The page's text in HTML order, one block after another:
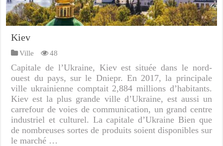
Kiev
Ville 48
Capitale de l’Ukraine, Kiev est située dans le nord-
ouest du pays, sur le Dniepr. En 2017, la principale
ville ukrainienne comptait 2,884 millions d’habitants.
Kiev est la plus grande ville d’Ukraine, est aussi un
carrefour de voies de communication, un grand centre
industriel et culturel. La capitale d’Ukraine Bien que
de nombreuses sortes de produits soient disponibles sur
le marché …